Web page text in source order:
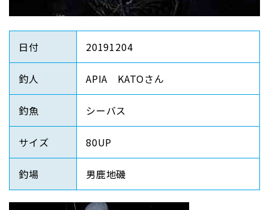
日付 20191204
釣人 APIA KATOさん
釣魚 シーバス
サイズ 80UP
釣場 男鹿地磯